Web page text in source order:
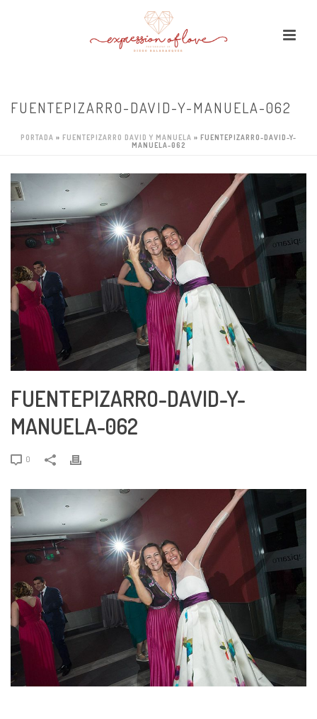
FUENTEPIZARRO-DAVID-Y-MANUELA-062
PORTADA » FUENTEPIZARRO DAVID Y MANUELA » FUENTEPIZARRO-DAVID-Y-
MANUELA-062
FUENTEPIZARRO-DAVID-Y-
MANUELA-062
0